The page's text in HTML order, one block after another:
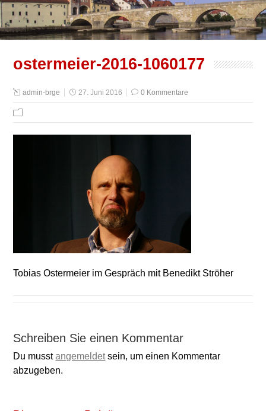
ostermeier-2016-1060177
admin-brge 27. Juni 2016 0 Kommentare
Tobias Ostermeier im Gespräch mit Benedikt Ströher
Schreiben Sie einen Kommentar
Du musstangemeldetsein, um einen Kommentar
abzugeben.